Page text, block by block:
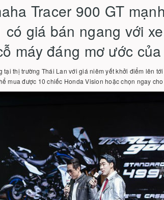
Tracer 900 GT
có giá bán ngang với
máy đáng mơ ước
tại thị trường Thái Lan với giá niêm yết khởi điểm lên
mua được 10 chiếc Honda Vision hoặc chọn ngay